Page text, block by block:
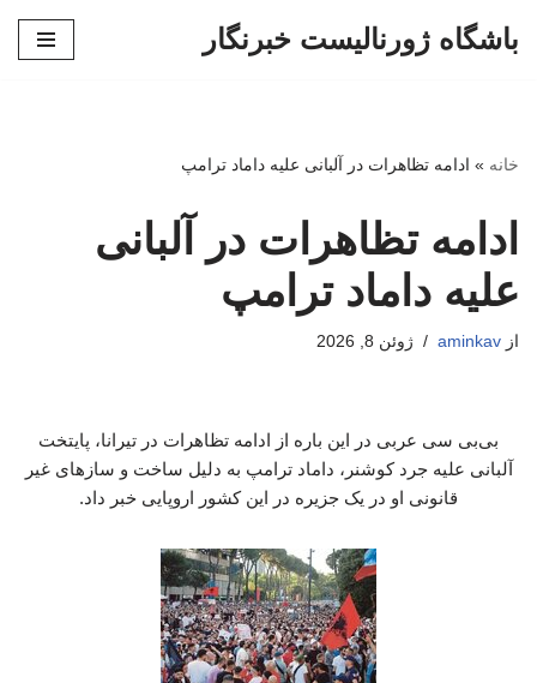
باشگاه ژورنالیست خبرنگار
خانه » ادامه تظاهرات در آلبانی علیه داماد ترامپ
ادامه تظاهرات در آلبانی
علیه داماد ترامپ
از aminkav ژوئن 8, 2026
بی‌بی سی عربی در این باره از ادامه تظاهرات در تیرانا، پایتخت
آلبانی علیه جرد کوشنر، داماد ترامپ به دلیل ساخت‌ و سازهای غیر
قانونی او در یک جزیره در این کشور اروپایی خبر داد.